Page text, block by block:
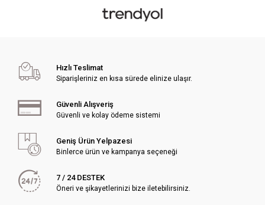
Hızlı Teslimat
Siparişleriniz en kısa sürede elinize ulaşır.
Güvenli Alışveriş
Güvenli ve kolay ödeme sistemi
Geniş Ürün Yelpazesi
Binlerce ürün ve kampanya seçeneği
7 / 24 DESTEK
Öneri ve şikayetlerinizi bize iletebilirsiniz.